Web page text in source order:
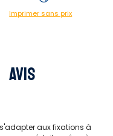
Imprimer sans prix
Avis
aux fixations à